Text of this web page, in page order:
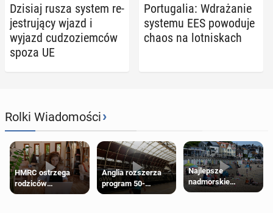
Dzisiaj rusza system re­
je­stru­ją­cy wjazd i
wyjazd cu­dzo­ziem­ców
spoza UE
Por­tu­ga­lia: Wdra­ża­nie
systemu EES po­wo­du­je
chaos na lot­ni­skach
Rolki Wiadomości›
HMRC ostrzega
rodziców
pobierających Child
Anglia rozszerza
program 50-
procentowych
Najlepsze
nadmorskie
miasteczko blisko